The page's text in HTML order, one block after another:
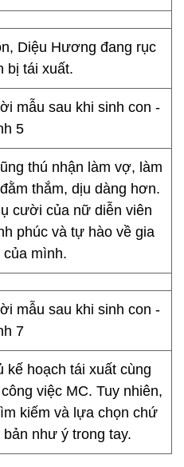
Diệu Hương đang rục
bị tái xuất.
thú nhận làm vợ, làm
thắm, dịu dàng hơn.
cười của nữ diễn viên
phúc và tự hào về gia
mình.
kế hoạch tái xuất cùng
việc MC. Tuy nhiên,
kiếm và lựa chọn chứ
như ý trong tay.